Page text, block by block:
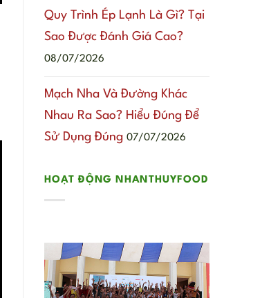
Quy Trình Ép Lạnh Là Gì? Tại
Sao Được Đánh Giá Cao?
08/07/2026
Mạch Nha Và Đường Khác
Nhau Ra Sao? Hiểu Đúng Để
Sử Dụng Đúng 07/07/2026
HOẠT ĐỘNG NHANTHUYFOOD